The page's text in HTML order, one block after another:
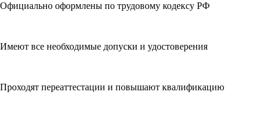
Официально оформлены по трудовому кодексу РФ
Имеют все необходимые допуски и удостоверения
Проходят переаттестации и повышают квалификацию